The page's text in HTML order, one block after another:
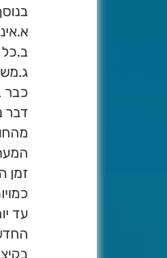
כבר ביום ד.(מעל
זמן
החדש